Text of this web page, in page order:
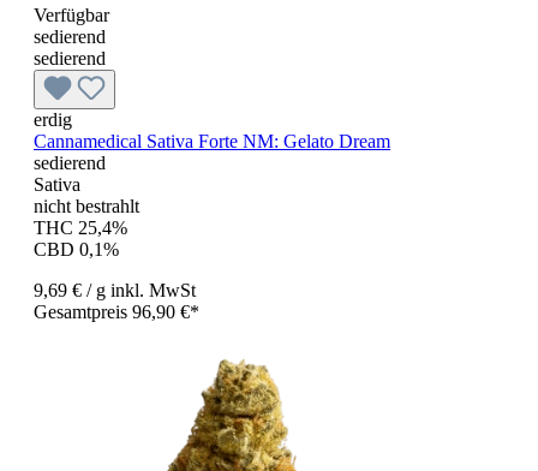
Verfügbar
sedierend
sedierend
erdig
Cannamedical Sativa Forte NM: Gelato Dream
sedierend
Sativa
nicht bestrahlt
THC 25,4%
CBD 0,1%
9,69 € / g inkl. MwSt
Gesamtpreis 96,90 €*